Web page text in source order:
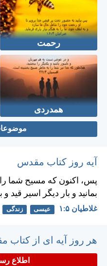
رحمت
همدردی
آیه روز کتاب مقدس
پس، اكنون كه مسيح شما را
بمانيد و بار ديگر اسير قيد
غلاطيان ۵:‏۱ عیسی زندگی
هر روز آیه ای از کتاب
اطلاع